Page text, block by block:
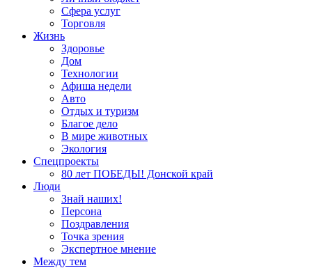
Сфера услуг
Торговля
Жизнь
Здоровье
Дом
Технологии
Афиша недели
Авто
Отдых и туризм
Благое дело
В мире животных
Экология
Спецпроекты
80 лет ПОБЕДЫ! Донской край
Люди
Знай наших!
Персона
Поздравления
Точка зрения
Экспертное мнение
Между тем